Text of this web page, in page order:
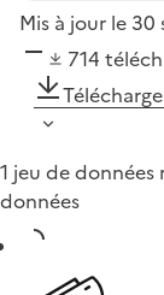
Mis à jour le
714
1 jeu de
données